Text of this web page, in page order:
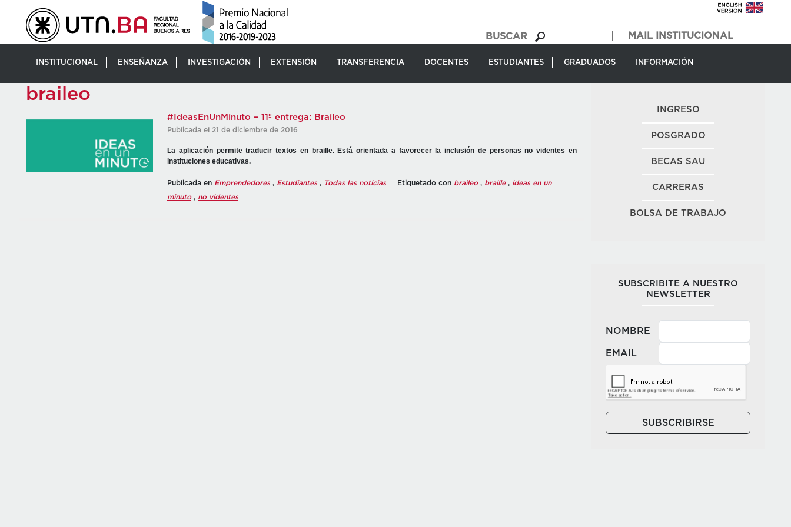
MAIL INSTITUCIONAL
INSTITUCIONAL ENSEÑANZA INVESTIGACIÓN EXTENSIÓN TRANSFERENCIA DOCENTES ESTUDIANTES GRADUADOS INFORMACIÓN
braileo
#IdeasEnUnMinuto – 11º entrega: Braileo
Publicada el 21 de diciembre de 2016
La aplicación permite traducir textos en braille. Está orientada a favorecer la inclusión de personas no videntes en
instituciones educativas.
Publicada en Emprendedores, Estudiantes, Todas las noticias Etiquetado con braileo, braille, ideas en un
minuto, no videntes
INGRESO
POSGRADO
BECAS SAU
CARRERAS
BOLSA DE TRABAJO
SUBSCRIBITE A NUESTRO
NEWSLETTER
NOMBRE
EMAIL
SUBSCRIBIRSE